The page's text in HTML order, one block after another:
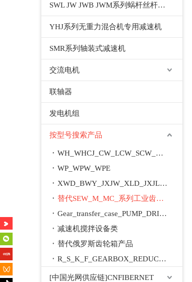
SWL JW JWB JWM系列蜗杆丝杆升降机千斤顶
YHJ系列无重力混合机专用减速机
SMR系列轴装式减速机
交流电机
联轴器
发电机组
按型号搜索产品
WH_WHCJ_CW_LCW_SCW_WD_WSJ_WXJ_A_M
WP_WPW_WPE
XWD_BWY_JXJW_XLD_JXJL_BLY_BYY_XWED_BWEY
替代SEW_M_MC_系列工业齿轮箱
Gear_transfer_case_PUMP_DRIVE
减速机搅拌设备类
替代俄罗斯齿轮箱产品
R_S_K_F_GEARBOX_REDUCER
[中国光网供应链]CNFIBERNET